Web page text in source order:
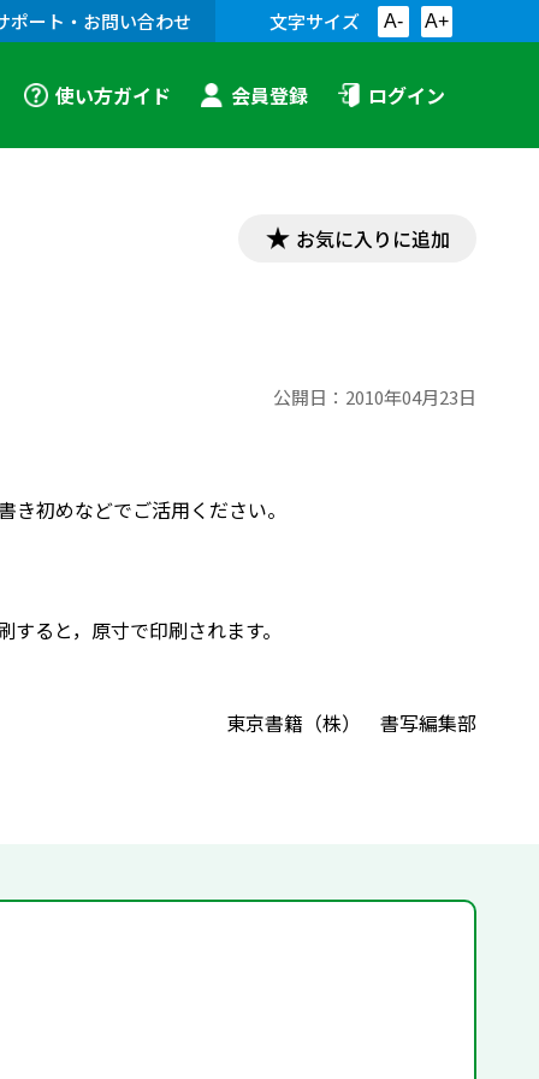
ポート・お問い合わせ 文字サイズ A- A+
使い方ガイド 会員登録 ログイン
お気に入りに追加
公開日： 2010年04月23日
初めなどでご活用ください。
ると，原寸で印刷されます。
東京書籍（株） 書写編集部